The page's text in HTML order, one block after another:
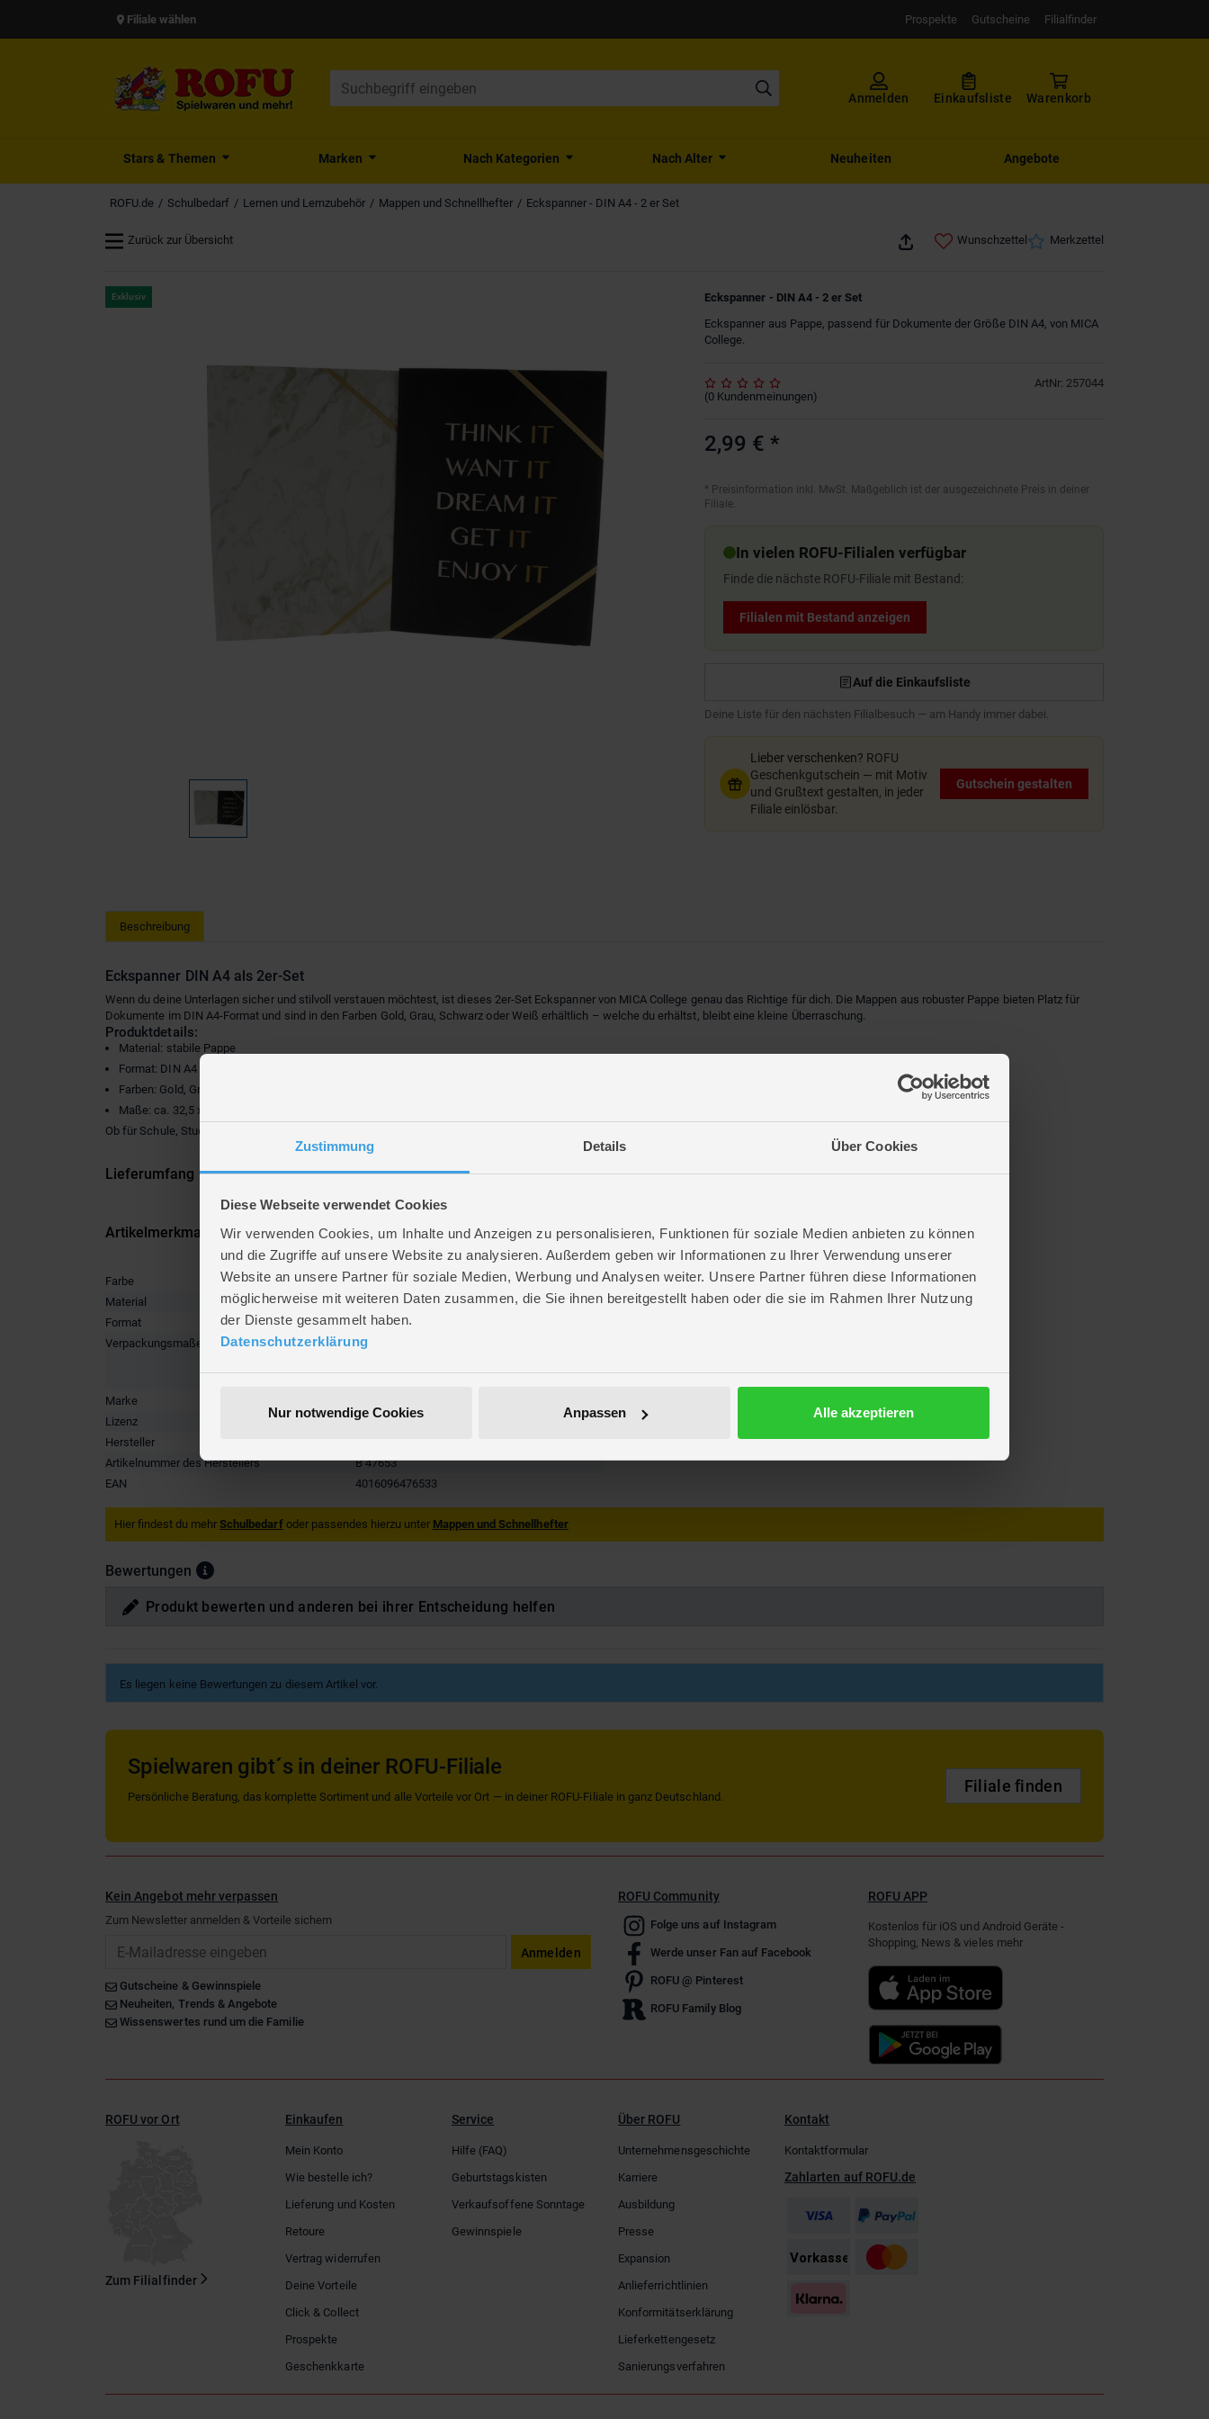
Zustimmung Details Über Cookies
Diese Webseite verwendet Cookies
Wir verwenden Cookies, um Inhalte und Anzeigen zu personalisieren, Funktionen für soziale Medien anbieten zu können
und die Zugriffe auf unsere Website zu analysieren. Außerdem geben wir Informationen zu Ihrer Verwendung unserer
Website an unsere Partner für soziale Medien, Werbung und Analysen weiter. Unsere Partner führen diese Informationen
möglicherweise mit weiteren Daten zusammen, die Sie ihnen bereitgestellt haben oder die sie im Rahmen Ihrer Nutzung
der Dienste gesammelt haben.
Datenschutzerklärung
Nur notwendige Cookies Anpassen Alle akzeptieren
Filiale wählen Prospekte Gutscheine Filialfinder
Anmelden Einkaufsliste Warenkorb
Stars & Themen Marken Nach Kategorien Nach Alter Neuheiten Angebote
ROFU.de Schulbedarf Lernen und Lernzubehör Mappen und Schnellhefter Eckspanner - DIN A4 - 2 er Set
Zurück zur Übersicht Wunschzettel Merkzettel
Exklusiv
Eckspanner - DIN A4 - 2 er Set
Eckspanner aus Pappe, passend für Dokumente der Größe DIN A4, von MICA
College.
ArtNr: 257044
(0 Kundenmeinungen)
2,99 € *
* Preisinformation inkl. MwSt. Maßgeblich ist der ausgezeichnete Preis in deiner
Filiale.
In vielen ROFU-Filialen verfügbar
Finde die nächste ROFU-Filiale mit Bestand:
Filialen mit Bestand anzeigen
Auf die Einkaufsliste
Deine Liste für den nächsten Filialbesuch — am Handy immer dabei.
Lieber verschenken? ROFU
Geschenkgutschein — mit Motiv
und Grußtext gestalten, in jeder
Filiale einlösbar.
Gutschein gestalten
Beschreibung
Eckspanner DIN A4 als 2er-Set
Wenn du deine Unterlagen sicher und stilvoll verstauen möchtest, ist dieses 2er-Set Eckspanner von MICA College genau das Richtige für dich. Die Mappen aus robuster Pappe bieten Platz für
Dokumente im DIN A4-Format und sind in den Farben Gold, Grau, Schwarz oder Weiß erhältlich – welche du erhältst, bleibt eine kleine Überraschung.
Produktdetails:
Material: stabile Pappe
Format: DIN A4
Farben: Gold, Grau, Schwarz oder Weiß (keine Farbauswahl möglich)
Maße: ca. 32,5 x 24,3 x 1,8 cm
Ob für Schule, Studium oder Büro – mit diesen Eckspannern bringst du Ordnung in deine Unterlagen.
Lieferumfang
Artikelmerkmale
Farbe gold,grau, schwarz, weiß
Material
Papier/-seil
Format
DIN A4
Verpackungsmaße
Länge ca. 32,5 cm
Höhe ca. 1,8 cm
Marke
Lizenz
Tabaluga Peter Maffay Stiftung
Hersteller
Artikelnummer des Herstellers
B 47653
EAN
4016096476533
Hier findest du mehr Schulbedarfoder passendes hierzu unter Mappen und Schnellhefter
Bewertungen
Produkt bewerten und anderen bei ihrer Entscheidung helfen
Es liegen keine Bewertungen zu diesem Artikel vor.
Spielwaren gibt´s in deiner ROFU-Filiale
Persönliche Beratung, das komplette Sortiment und alle Vorteile vor Ort — in deiner ROFU-Filiale in ganz Deutschland.
Filiale finden
Kein Angebot mehr verpassen
Zum Newsletter anmelden & Vorteile sichern
Anmelden
Gutscheine & Gewinnspiele
Neuheiten, Trends & Angebote
Wissenswertes rund um die Familie
ROFU Community
Folge uns auf Instagram
Werde unser Fan auf Facebook
ROFU @ Pinterest
ROFU Family Blog
ROFU APP
Kostenlos für iOS und Android Geräte -
Shopping, News & vieles mehr
ROFU vor Ort
Zum Filialfinder
Einkaufen
Mein Konto
Wie bestelle ich?
Lieferung und Kosten
Retoure
Vertrag widerrufen
Deine Vorteile
Click & Collect
Prospekte
Geschenkkarte
Service
Hilfe (FAQ)
Geburtstagskisten
Verkaufsoffene Sonntage
Gewinnspiele
Über ROFU
Unternehmensgeschichte
Karriere
Ausbildung
Presse
Expansion
Anlieferrichtlinien
Konformitätserklärung
Lieferkettengesetz
Sanierungsverfahren
Kontakt
Kontaktformular
Zahlarten auf ROFU.de